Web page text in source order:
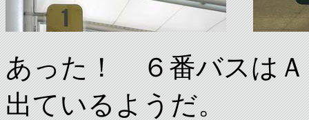
あった！ ６番バスはＡ
出ているようだ。